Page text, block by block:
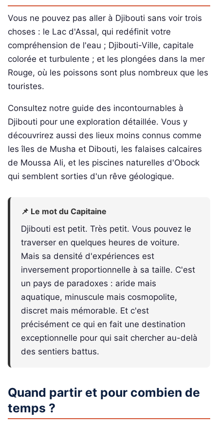
Vous ne pouvez pas aller à Djibouti sans voir trois
choses : le Lac d'Assal, qui redéfinit votre
compréhension de l'eau ; Djibouti-Ville, capitale
colorée et turbulente ; et les plongées dans la mer
Rouge, où les poissons sont plus nombreux que les
touristes.
Consultez notre guide des incontournables à
Djibouti pour une exploration détaillée. Vous y
découvrirez aussi des lieux moins connus comme
les îles de Musha et Dibouti, les falaises calcaires
de Moussa Ali, et les piscines naturelles d'Obock
qui semblent sorties d'un rêve géologique.
📌 Le mot du Capitaine
Djibouti est petit. Très petit. Vous pouvez le
traverser en quelques heures de voiture.
Mais sa densité d'expériences est
inversement proportionnelle à sa taille. C'est
un pays de paradoxes : aride mais
aquatique, minuscule mais cosmopolite,
discret mais mémorable. Et c'est
précisément ce qui en fait une destination
exceptionnelle pour qui sait chercher au-delà
des sentiers battus.
Quand partir et pour combien de
temps ?